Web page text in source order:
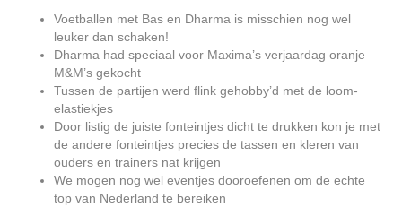
Voetballen met Bas en Dharma is misschien nog wel
leuker dan schaken!
Dharma had speciaal voor Maxima’s verjaardag oranje
M&M’s gekocht
Tussen de partijen werd flink gehobby’d met de loom-
elastiekjes
Door listig de juiste fonteintjes dicht te drukken kon je met
de andere fonteintjes precies de tassen en kleren van
ouders en trainers nat krijgen
We mogen nog wel eventjes dooroefenen om de echte
top van Nederland te bereiken